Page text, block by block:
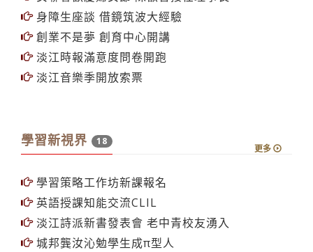
身障生座談 借鏡筑波大經驗
創業不是夢 創育中心開講
淡江時報滿意度問卷開跑
淡江音樂季開放索票
學習新視界 18
更多
學習策略工作坊新課報名
英語授課知能交流CLIL
淡江詩派新書發表會 老中青校友湧入
城邦龔汝沁勉學生成π型人